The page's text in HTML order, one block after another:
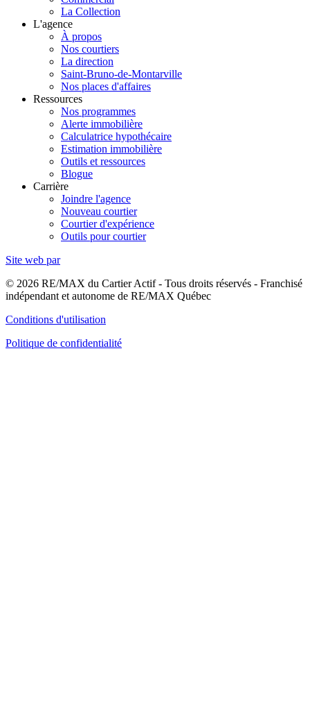
La Collection
L'agence
À propos
Nos courtiers
La direction
Saint-Bruno-de-Montarville
Nos places d'affaires
Ressources
Nos programmes
Alerte immobilière
Calculatrice hypothécaire
Estimation immobilière
Outils et ressources
Blogue
Carrière
Joindre l'agence
Nouveau courtier
Courtier d'expérience
Outils pour courtier
Site web par
© 2026 RE/MAX du Cartier Actif - Tous droits réservés - Franchisé
indépendant et autonome de RE/MAX Québec
Conditions d'utilisation
Politique de confidentialité